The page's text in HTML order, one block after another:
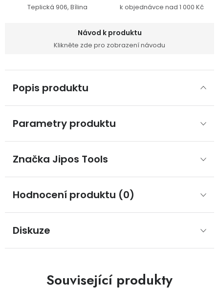
Teplická 906, Bílina k objednávce nad 1 000 Kč
Návod k produktu
Klikněte zde pro zobrazení návodu
Popis produktu
Parametry produktu
Značka Jipos Tools
Hodnocení produktu (0)
Diskuze
Související produkty